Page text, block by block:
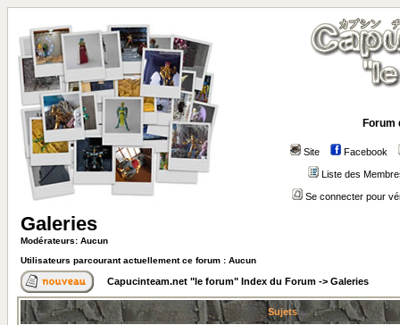
Forum
Site Facebook
Liste des
Se connecter pour
Galeries
Modérateurs: Aucun
Utilisateurs parcourant actuellement ce forum : Aucun
Capucinteam.net "le forum" Index du Forum -> Galeries
Sujets